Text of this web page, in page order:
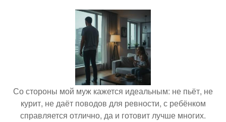
Со стороны мой муж кажется идеальным: не пьёт, не
курит, не даёт поводов для ревности, с ребёнком
справляется отлично, да и готовит лучше многих.